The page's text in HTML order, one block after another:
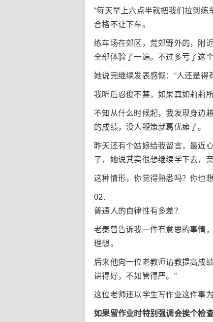
“每天早上六点半就把我们拉到
合格不让下车。
练车场在郊区，荒郊野外的，附
全部体验了一遍。不过多亏了这
她说完继续发表感慨：“人还是
我听后忍俊不禁，如果真如莉莉
不知从什么时候起，我发现身边
的成绩，没人鞭策就葛优瘫了。
昨天还有个姑娘给我留言，最近
了，她说其实很想继续学下去，
这种情形，你觉得熟悉吗？你也
02.
普通人的自律性有多差？
老秦曾告诉我一件有意思的事情
理想。
后来他向一位老教师请教提高成
讲得好，不如管得严。”
这位老师还以学生写作业这件事为
如果留作业时特别强调会挨个检